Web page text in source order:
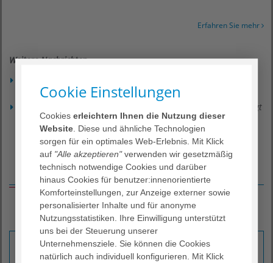
Erfahren Sie mehr
Weitere Nachrichten
03. Juni 2026
GKV-Beitragssatzstabilisierungsgesetz: AGAPLESION gAG schlägt
echte Reformmaßnahmen vor
11. Mai 2026
Was wir Ihnen bieten
Daten & Fakten
Cookie Einstellungen
Cookieserleichtern Ihnen die Nutzung dieser
Website . Diese und ähnliche Technologien
sorgen für ein optimales Web-Erlebnis. Mit Klick
auf "Alle akzeptieren"verwenden wir gesetzmäßig
technisch notwendige Cookies und darüber
hinaus Cookies für benutzer:innenorientierte
Komforteinstellungen, zur Anzeige externer sowie
personalisierter Inhalte und für anonyme
Nutzungsstatistiken. Ihre Einwilligung unterstützt
uns bei der Steuerung unserer
Unternehmensziele. Sie können die Cookies
natürlich auch individuell konfigurieren. Mit Klick